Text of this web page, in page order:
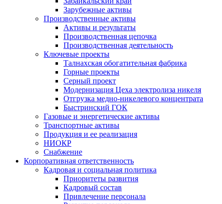
Зарубежные активы
Производственные активы
Активы и результаты
Производственная цепочка
Производственная деятельность
Ключевые проекты
Талнахская обогатительная фабрика
Горные проекты
Серный проект
Модернизация Цеха электролиза никеля
Отгрузка медно-никелевого концентрата
Быстринский ГОК
Газовые и энергетические активы
Транспортные активы
Продукция и ее реализация
НИОКР
Снабжение
Корпоративная ответственность
Кадровая и социальная политика
Приоритеты развития
Кадровый состав
Привлечение персонала